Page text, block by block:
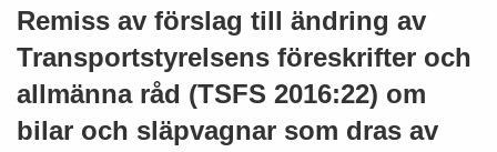
Remiss av förslag till ändring av
Transportstyrelsens föreskrifter och
allmänna råd (TSFS 2016:22) om
bilar och släpvagnar som dras av